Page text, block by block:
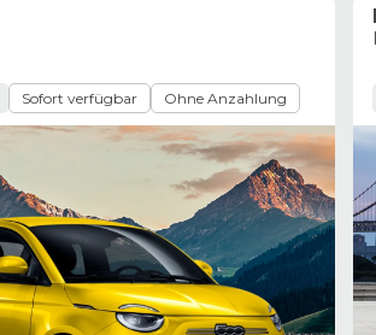
Sofort verfügbar Ohne Anzahlung